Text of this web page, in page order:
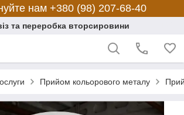
нам +380 (98) 207-68-40
та переробка вторсировини
Прийом кольорового металу